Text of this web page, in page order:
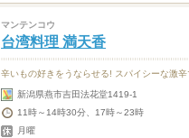
マンテンコウ
台湾料理 満天香
辛いもの好きをうならせる! スパイシーな激
新潟県燕市吉田法花堂1419-1
11時～14時30分、17時～23時
月曜